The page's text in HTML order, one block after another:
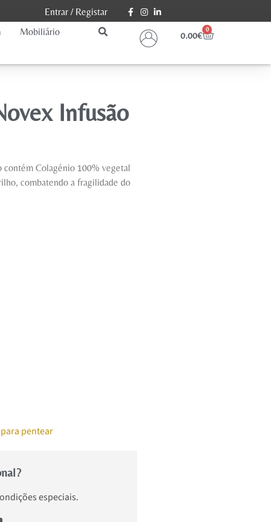
Entrar/ Registar
Mobiliário 0.00€
0
Infusão
Colagénio 100% vegetal
combatendo a fragilidade do
pentear
especiais.